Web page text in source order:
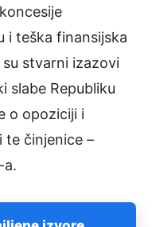
i teška finansijska
stvarni izazovi
slabe Republiku
o opoziciji i
te činjenice –
a.